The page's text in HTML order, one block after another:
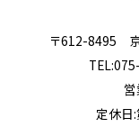
〒612-8495
定休日: